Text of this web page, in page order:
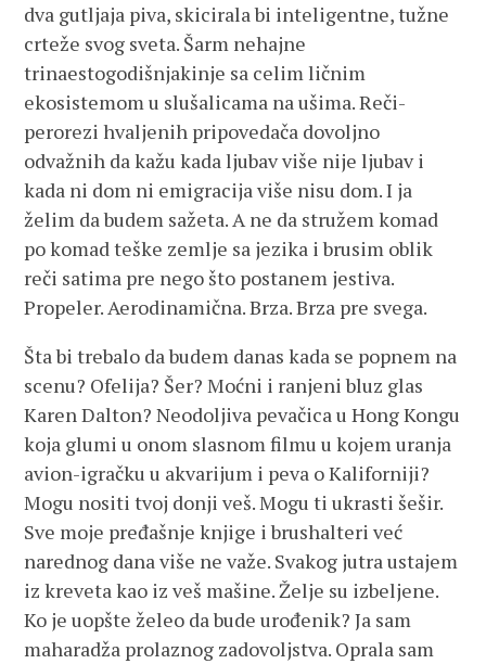
dva gutljaja piva, skicirala bi inteligentne, tužne
crteže svog sveta. Šarm nehajne
trinaestogodišnjakinje sa celim ličnim
ekosistemom u slušalicama na ušima. Reči-
perorezi hvaljenih pripovedača dovoljno
odvažnih da kažu kada ljubav više nije ljubav i
kada ni dom ni emigracija više nisu dom. I ja
želim da budem sažeta. A ne da stružem komad
po komad teške zemlje sa jezika i brusim oblik
reči satima pre nego što postanem jestiva.
Propeler. Aerodinamična. Brza. Brza pre svega.
Šta bi trebalo da budem danas kada se popnem na
scenu? Ofelija? Šer? Moćni i ranjeni bluz glas
Karen Dalton? Neodoljiva pevačica u Hong Kongu
koja glumi u onom slasnom filmu u kojem uranja
avion-igračku u akvarijum i peva o Kaliforniji?
Mogu nositi tvoj donji veš. Mogu ti ukrasti šešir.
Sve moje pređašnje knjige i brushalteri već
narednog dana više ne važe. Svakog jutra ustajem
iz kreveta kao iz veš mašine. Želje su izbeljene.
Ko je uopšte želeo da bude urođenik? Ja sam
maharadža prolaznog zadovoljstva. Oprala sam